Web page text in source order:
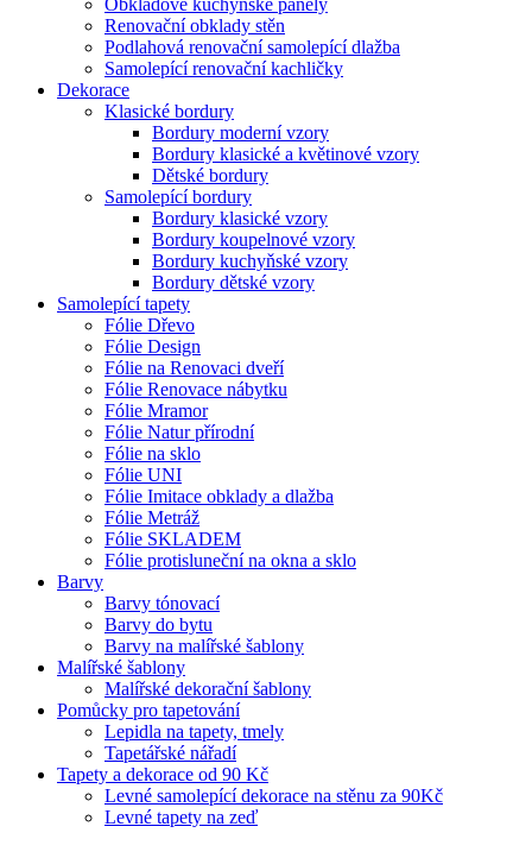
Renovační obklady stěn
Podlahová renovační samolepící dlažba
Samolepící renovační kachličky
Dekorace
Klasické bordury
Bordury moderní vzory
Bordury klasické a květinové vzory
Dětské bordury
Samolepící bordury
Bordury klasické vzory
Bordury koupelnové vzory
Bordury kuchyňské vzory
Bordury dětské vzory
Samolepící tapety
Fólie Dřevo
Fólie Design
Fólie na Renovaci dveří
Fólie Renovace nábytku
Fólie Mramor
Fólie Natur přírodní
Fólie na sklo
Fólie UNI
Fólie Imitace obklady a dlažba
Fólie Metráž
Fólie SKLADEM
Fólie protisluneční na okna a sklo
Barvy
Barvy tónovací
Barvy do bytu
Barvy na malířské šablony
Malířské šablony
Malířské dekorační šablony
Pomůcky pro tapetování
Lepidla na tapety, tmely
Tapetářské nářadí
Tapety a dekorace od 90 Kč
Levné samolepící dekorace na stěnu za 90Kč
Levné tapety na zeď